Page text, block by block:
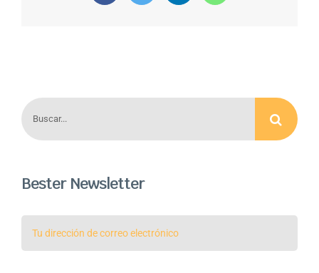
Buscar:
Bester Newsletter